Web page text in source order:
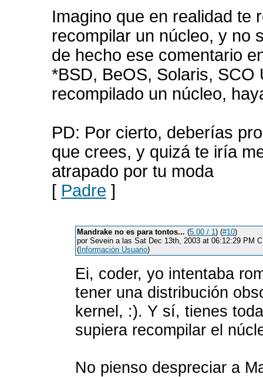
Imagino que en realidad te
recompilar un núcleo, y no
de hecho ese comentario
*BSD, BeOS, Solaris,
recompilado un núcleo,
PD: Por cierto, deberías
que crees, y quizá te iría
atrapado por tu moda
[ Padre ]
Mandrake no es para tontos... (5.00 / 1) (#10)
por Sevein a las Sat Dec 13th, 2003 at 06:12:29 PM
( Información Usuario)
Ei, coder, yo intentaba
tener una distribución
kernel, :). Y sí, tienes
supiera recompilar el
No pienso despreciar a